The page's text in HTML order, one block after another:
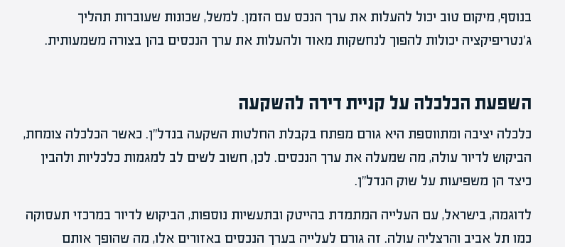
בנוסף, מיקום טוב יכול להעלות את ערך הנכס עם הזמן. למשל, שכונות שעוברות תהליך
ג'נטריפיקציה יכולות להפוך לנחשקות מאוד ולהעלות את ערך הנכסים בהן בצורה משמעותית.
השפעת הכלכלה על קניית דירה להשקעה
כלכלה יציבה ומתווספת היא גורם מפתח בקבלת החלטות השקעה בנדל"ן. כאשר הכלכלה צומחת,
הביקוש לדיור עולה, מה שמעלה את ערך הנכסים. לכן, חשוב לשים לב למגמות כלכליות ולהבין
כיצד הן משפיעות על שוק הנדל"ן.
לדוגמה, בישראל, עם העלייה המתמדת בהייטק ובתעשיות נוספות, הביקוש לדיור במרכזי תעסוקה
כמו תל אביב והרצליה עולה. זה גורם לעלייה בערך הנכסים באזורים אלו, מה שהופך אותם